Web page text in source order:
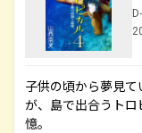
子供の頃から夢見
が、島で出合うト
憶。